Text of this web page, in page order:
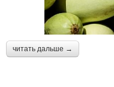
читать дальше →